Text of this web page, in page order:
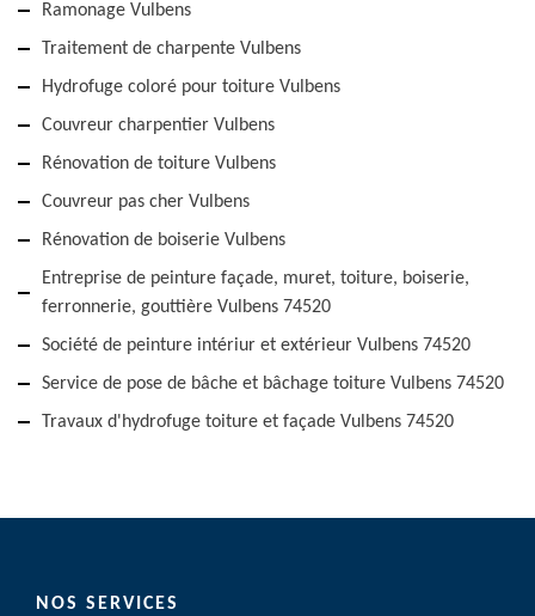
Ramonage Vulbens
Traitement de charpente Vulbens
Hydrofuge coloré pour toiture Vulbens
Couvreur charpentier Vulbens
Rénovation de toiture Vulbens
Couvreur pas cher Vulbens
Rénovation de boiserie Vulbens
Entreprise de peinture façade, muret, toiture, boiserie,
ferronnerie, gouttière Vulbens 74520
Société de peinture intériur et extérieur Vulbens 74520
Service de pose de bâche et bâchage toiture Vulbens 74520
Travaux d'hydrofuge toiture et façade Vulbens 74520
NOS SERVICES